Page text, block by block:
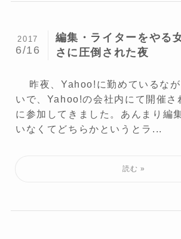
編集・ライターをやる
さに圧倒された夜
2017
6/16
昨夜、Yahoo!に勤めているなが
いで、Yahoo!の会社内にて開催さ
に参加してきました。あんまり編
いなくてどちらかというとラ...